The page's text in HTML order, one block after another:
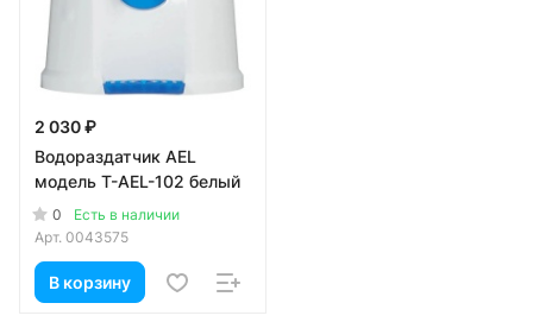
2 030 ₽
Водораздатчик AEL
модель T-AEL-102 белый
0
Есть в наличии
Арт. 0043575
В корзину